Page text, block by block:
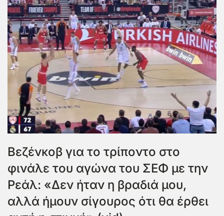
Βεζένκοβ για το τρίποντο στο
φινάλε του αγώνα του ΣΕΦ με την
Ρεάλ: «Δεν ήταν η βραδιά μου,
αλλά ήμουν σίγουρος ότι θα έρθει